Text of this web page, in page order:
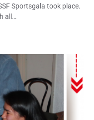
Sportsgala took place.
all…